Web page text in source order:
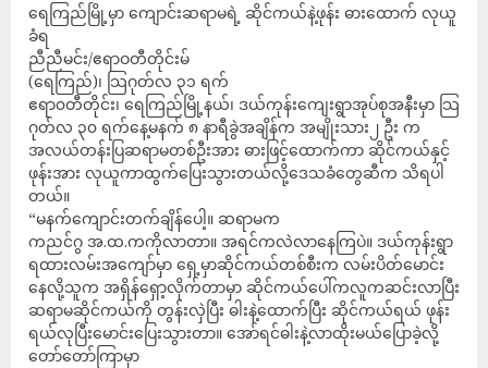
ရေကြည်မြို့မှာ ကျောင်းဆရာမရဲ့ ဆိုင်ကယ်နဲ့ဖုန်း ဓားထောက် လုယူ
ခံရ
ညီညီမင်း/ဧရာဝတီတိုင်းမ်
(ရေကြည်)၊ သြဂုတ်လ ၃၁ ရက်
ဧရာ၀တီတိုင်း၊ ရေကြည်မြို့နယ်၊ ဒယ်ကုန်းကျေးရွာအုပ်စုအနီးမှာ သြ
ဂုတ်လ ၃၀ ရက်နေ့မနက် ၈ နာရီခွဲအချိန်က အမျိုးသား၂ ဦး က
အလယ်တန်းပြဆရာမတစ်ဦးအား ဓားဖြင့်ထောက်ကာ ဆိုင်ကယ်နှင့်
ဖုန်းအား လုယူကာထွက်ပြေးသွား​တယ်လို့ဒေသခံတွေဆီက သိရပါ
တယ်။
“မနက်ကျောင်းတက်ချိန်ပေါ့။ ဆရာမက
ကညင်ဂွ အ.ထ.ကကိုလာတာ။ အရင်ကလဲလာနေကြပဲ။ ဒယ်ကုန်းရွာ
ရထားလမ်းအကျော်မှာ ရှေ့မှာဆိုင်ကယ်တစ်စီးက လမ်းပိတ်မောင်း
နေလို့သူက အရှိန်ရှော့လိုက်တာမှာ ဆိုင်ကယ်ပေါ်ကလူကဆင်းလာပြီး
ဆရာမဆိုင်ကယ်ကို တွန်းလှဲပြီး ဓါးနဲ့ထောက်ပြီး ဆိုင်ကယ်ရယ် ဖုန်း
ရယ်လုပြီးမောင်းပြေးသွားတာ။ အော်ရင်ဓါးနဲ့လာထိုးမယ်ပြောခဲ့လို့
တော်တော်ကြာမှာ